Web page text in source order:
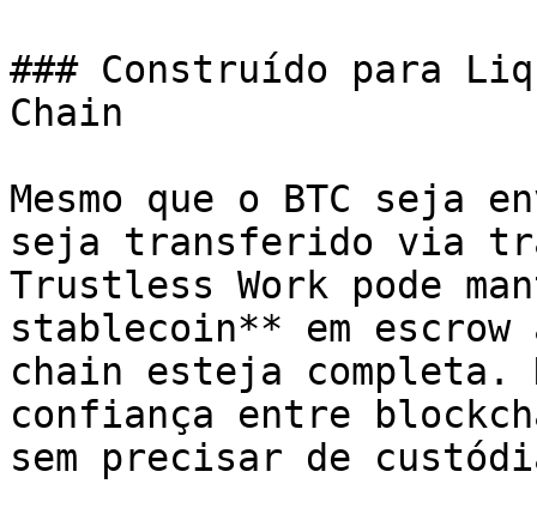
### Construído para
Chain
Mesmo que o BTC seja
seja transferido via
Trustless Work pode
stablecoin** em
chain esteja completa.
confiança entre
sem precisar de